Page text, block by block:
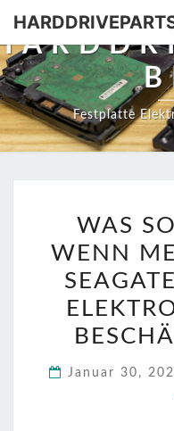
Festplatte
WAS
WENN
Januar 30,